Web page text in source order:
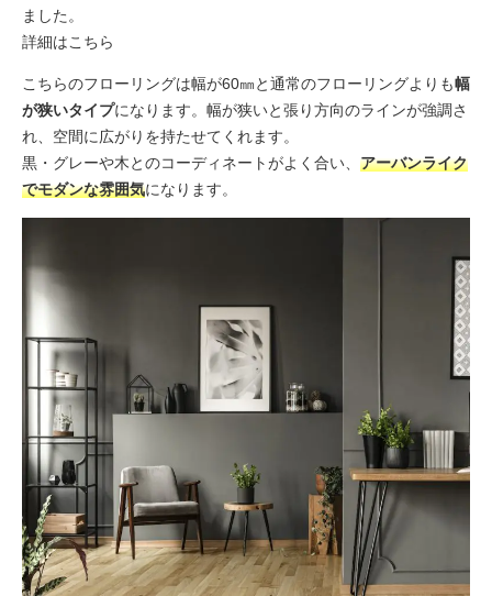
ました。
詳細はこちら
こちらのフローリングは幅が60㎜と通常のフローリングよりも幅
が狭いタイプになります。幅が狭いと張り方向のラインが強調さ
れ、空間に広がりを持たせてくれます。
黒・グレーや木とのコーディネートがよく合い、 アーバンライク
でモダンな雰囲気になります。